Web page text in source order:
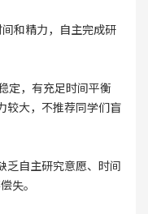
间和精力，自主完成研
定，有充足时间平衡
较大，不推荐同学们盲
乏自主研究意愿、时间
失。